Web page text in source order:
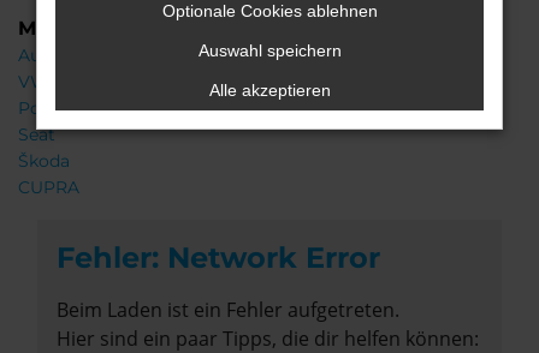
Marken
Audi
VW
Porsche
Seat
Škoda
CUPRA
Fehler: Network Error
Beim Laden ist ein Fehler aufgetreten.
Hier sind ein paar Tipps, die dir helfen können:
Optionale Cookies ablehnen
Auswahl speichern
Alle akzeptieren